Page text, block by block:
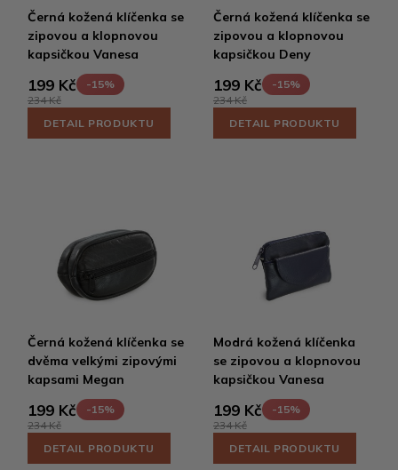
Černá kožená klíčenka se
zipovou a klopnovou
kapsičkou Vanesa
199 Kč
-15%
234 Kč
DETAIL PRODUKTU
Černá kožená klíčenka se
zipovou a klopnovou
kapsičkou Deny
199 Kč
-15%
234 Kč
DETAIL PRODUKTU
Černá kožená klíčenka se
dvěma velkými zipovými
kapsami Megan
199 Kč
-15%
234 Kč
DETAIL PRODUKTU
Modrá kožená klíčenka
se zipovou a klopnovou
kapsičkou Vanesa
199 Kč
-15%
234 Kč
DETAIL PRODUKTU